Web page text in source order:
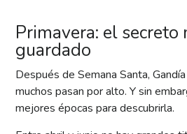
Primavera: el secreto
guardado
Después de Semana Santa,
muchos pasan por alto. Y sin
mejores épocas para descubrirla.